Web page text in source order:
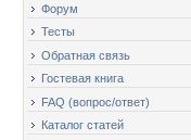
Форум
Тесты
Обратная связь
Гостевая книга
FAQ (вопрос/ответ)
Каталог статей